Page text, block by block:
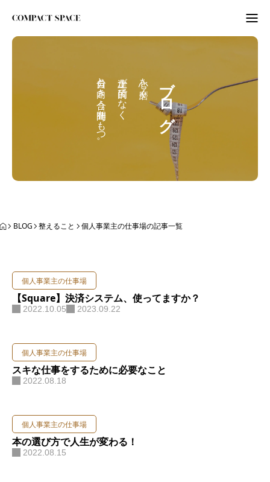
お問い合わせ
ブログ
心を磨く。
上達が目的でなく
自分と向き合う時間をもつ。
BLOG 整えること 個人事業主の仕事場の記事一覧
個人事業主の仕事場
【Square】決済システム、使ってますか？
2022.10.05 2023.09.22
個人事業主の仕事場
スキな仕事をするために必要なこと
2022.08.18
個人事業主の仕事場
本の選び方で人生が変わる！
2022.08.15